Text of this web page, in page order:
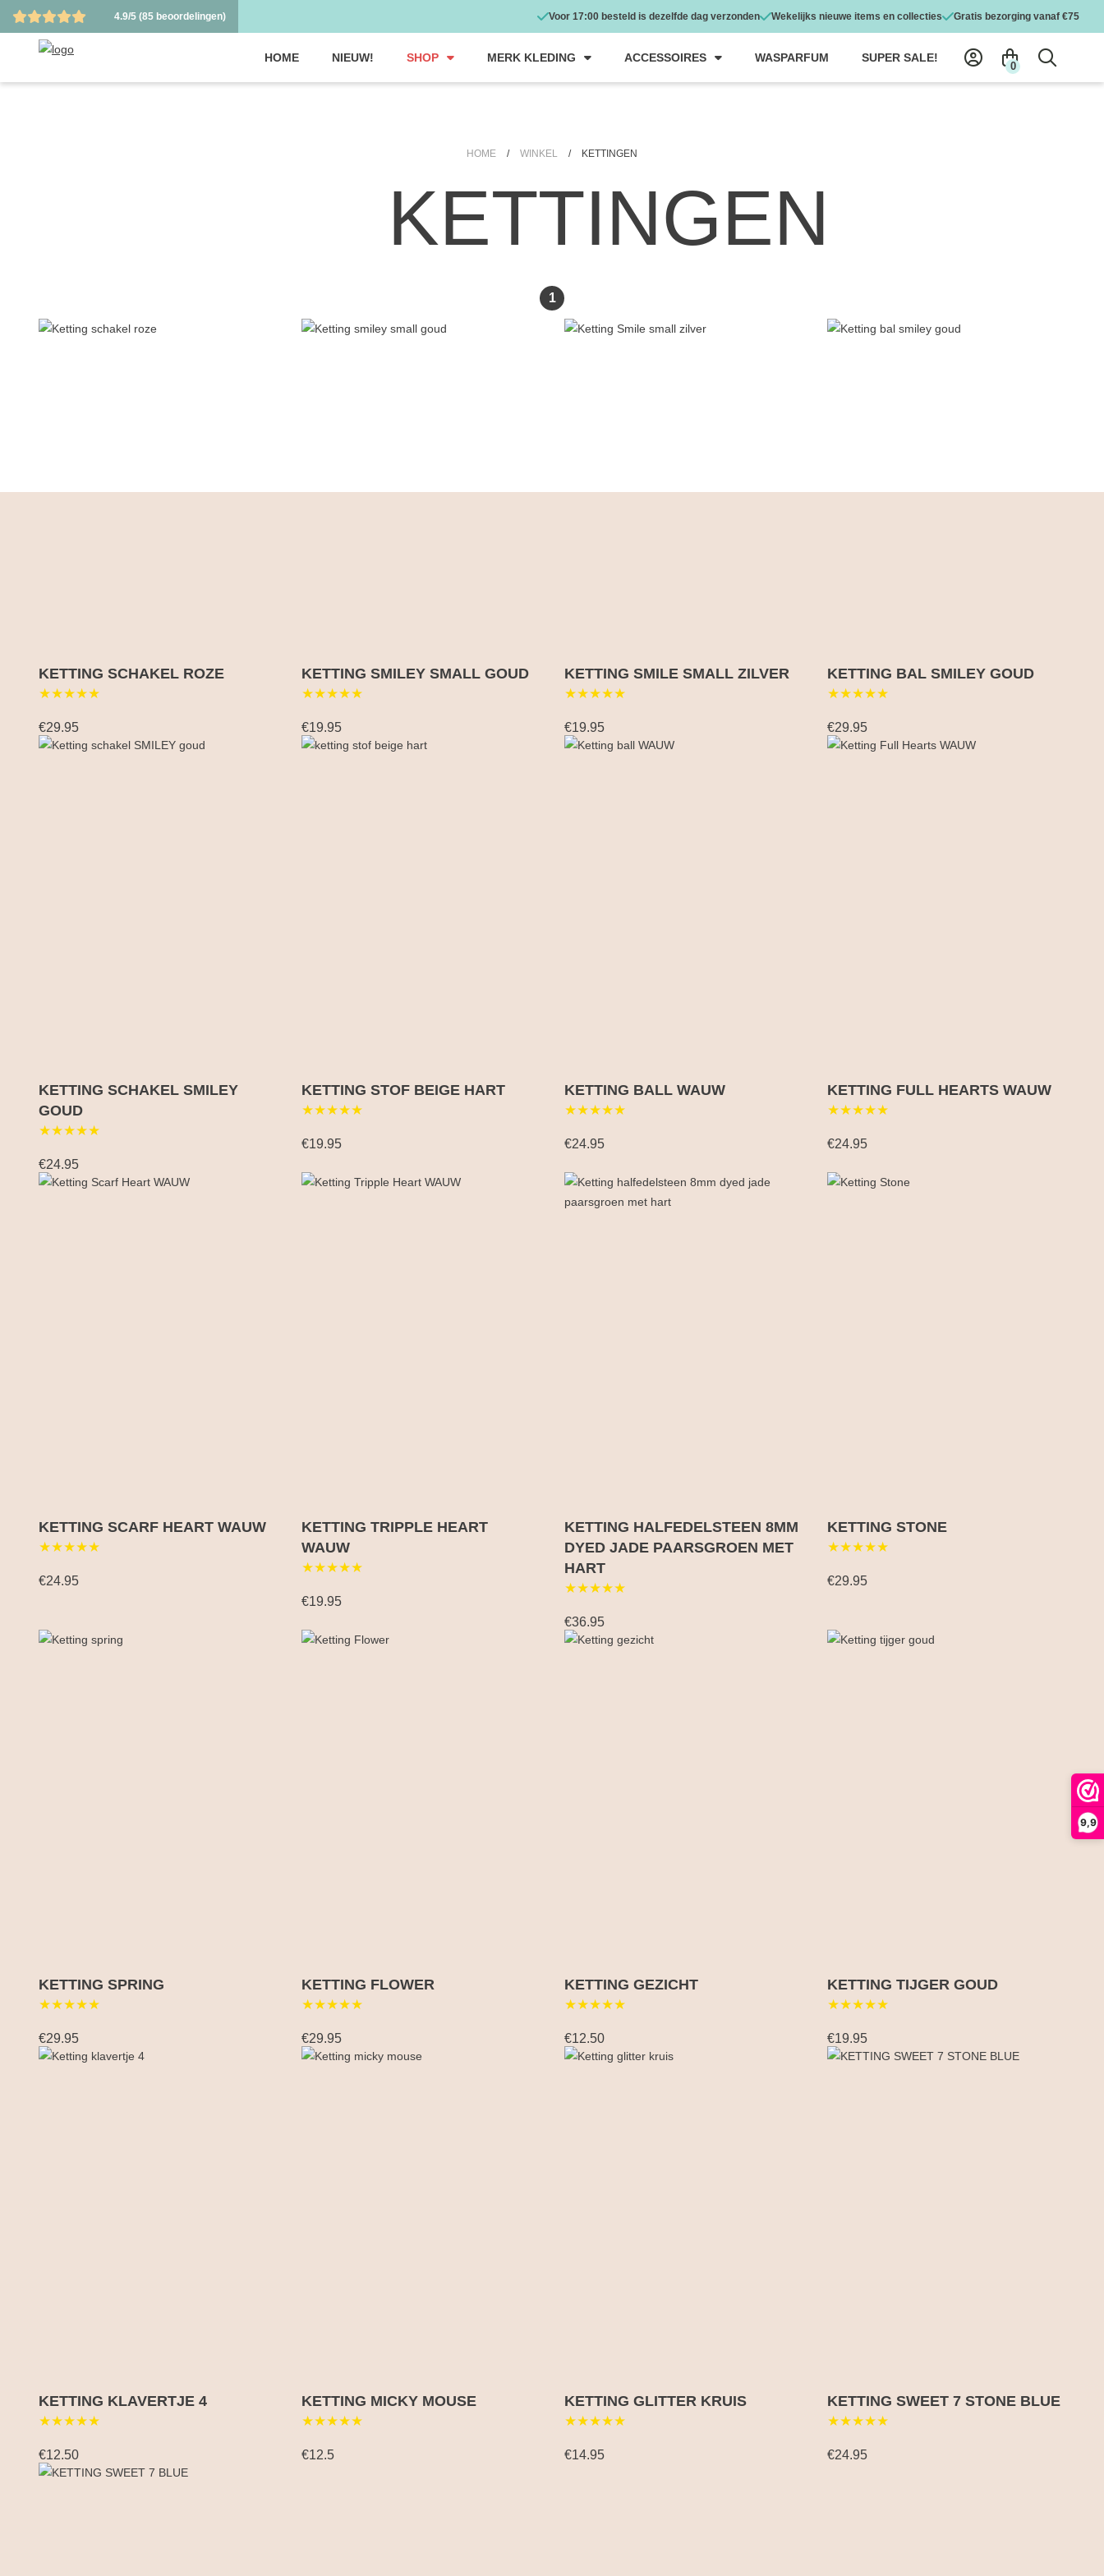
9,9
4.9/5 (85 beoordelingen) Voor 17:00 besteld is dezelfde dag verzonden Wekelijks nieuwe items en collecties Gratis bezorging vanaf €75
HOME NIEUW! SHOP MERK KLEDING ACCESSOIRES WASPARFUM SUPER SALE!
0
HOME / WINKEL / KETTINGEN
KETTINGEN
1
KETTING SCHAKEL ROZE
★★★★★
€29.95
KETTING SMILEY SMALL GOUD
★★★★★
€19.95
KETTING SMILE SMALL ZILVER
★★★★★
€19.95
KETTING BAL SMILEY GOUD
★★★★★
€29.95
KETTING SCHAKEL SMILEY
GOUD
★★★★★
€24.95
KETTING STOF BEIGE HART
★★★★★
€19.95
KETTING BALL WAUW
★★★★★
€24.95
KETTING FULL HEARTS WAUW
★★★★★
€24.95
KETTING SCARF HEART WAUW
★★★★★
€24.95
KETTING TRIPPLE HEART
WAUW
★★★★★
€19.95
KETTING HALFEDELSTEEN 8MM
DYED JADE PAARSGROEN MET
HART
★★★★★
€36.95
KETTING STONE
★★★★★
€29.95
KETTING SPRING
★★★★★
€29.95
KETTING FLOWER
★★★★★
€29.95
KETTING GEZICHT
★★★★★
€12.50
KETTING TIJGER GOUD
★★★★★
€19.95
KETTING KLAVERTJE 4
★★★★★
€12.50
KETTING MICKY MOUSE
★★★★★
€12.5
KETTING GLITTER KRUIS
★★★★★
€14.95
KETTING SWEET 7 STONE BLUE
★★★★★
€24.95